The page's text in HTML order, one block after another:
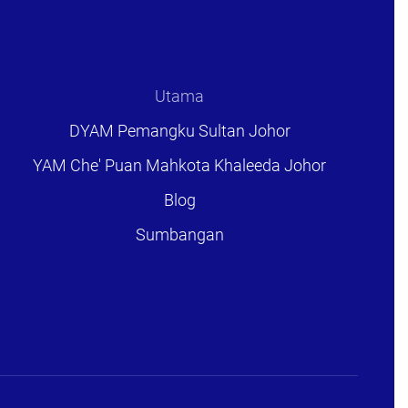
Utama
DYAM Pemangku Sultan Johor
YAM Che' Puan Mahkota Khaleeda Johor
Blog
Sumbangan